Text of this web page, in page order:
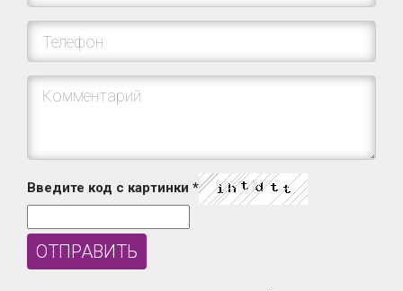
Введите код с картинки *